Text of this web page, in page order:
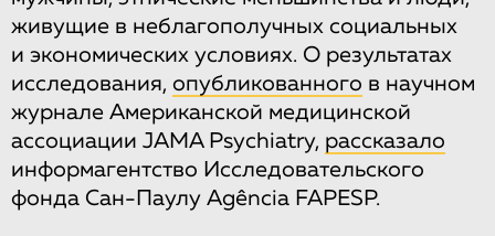
живущие в неблагополучных социальных
и экономических условиях. О результатах
исследования, опубликованного в научном
журнале Американской медицинской
ассоциации JAMA Psychiatry, рассказало
информагентство Исследовательского
фонда Сан-Паулу Agência FAPESP.